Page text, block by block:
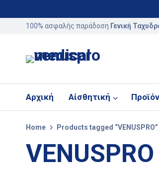
100% ασφαλής παράδοση Γενική
Αρχική Αίσθητική
Home Products tagged “VENUSPRO”
VENUSPRO